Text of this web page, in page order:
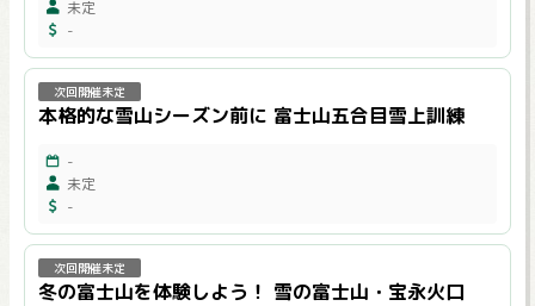
未定
-
次回開催未定
本格的な雪山シーズン前に 富士山五合目雪上訓練
-
未定
-
次回開催未定
冬の富士山を体験しよう！ 雪の富士山・宝永火口